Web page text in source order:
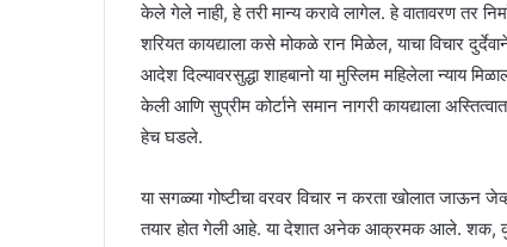
केले गेले नाही, हे तरी मान्य करावे लागेल. हे वातावरण तर
शरियत कायद्याला कसे मोकळे रान मिळेल, याचा विचार
आदेश दिल्यावरसुद्धा शाहबानो या मुस्लिम महिलेला न्याय
केली आणि सुप्रीम कोर्टाने समान नागरी कायद्याला
हेच घडले.
या सगळ्या गोष्टीचा वरवर विचार न करता खोलात जाऊन
तयार होत गेली आहे. या देशात अनेक आक्रमक आले. शक,